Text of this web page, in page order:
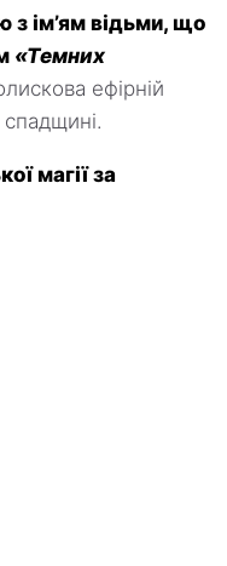
з ім’ям відьми, що
«Темних
ефірній
спадщині.
магії за